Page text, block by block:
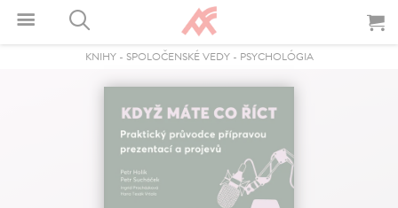
KNIHY- SPOLOČENSKÉ VEDY- PSYCHOLÓGIA